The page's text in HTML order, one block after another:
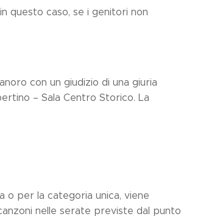
questo caso, se i genitori non
con un giudizio di una giuria
– Sala Centro Storico. La
o per la categoria unica, viene
nelle serate previste dal punto